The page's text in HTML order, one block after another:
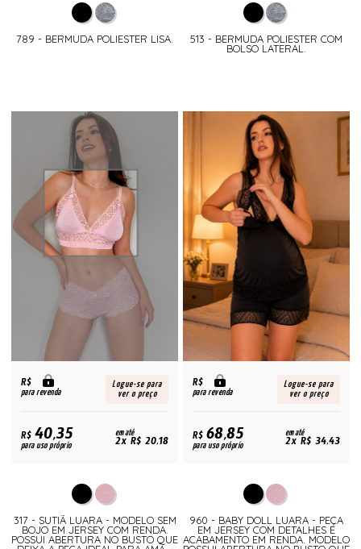
789 - BERMUDA POLIESTER LISA. 513 - BERMUDA POLIESTER COM
BOLSO LATERAL.
R$
para revenda
Logue-se para
ver o preço
R$40,35
para uso próprio
em até
2x R$ 20,18
317 - SUTIÃ LUARA - MODELO SEM
BOJO EM JERSEY COM RENDA.
POSSUI ABERTURA NO BUSTO QUE
R$
para revenda
Logue-se para
ver o preço
R$68,85
para uso próprio
em até
2x R$ 34,43
960 - BABY DOLL LUARA - PEÇA
EM JERSEY COM DETALHES E
ACABAMENTO EM RENDA. MODELO